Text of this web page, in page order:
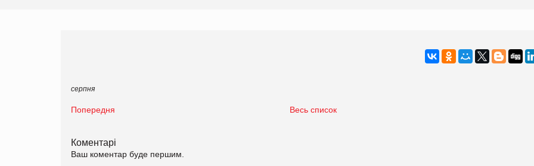
серпня
Попередня Весь список
Коментарі
Ваш коментар буде першим.